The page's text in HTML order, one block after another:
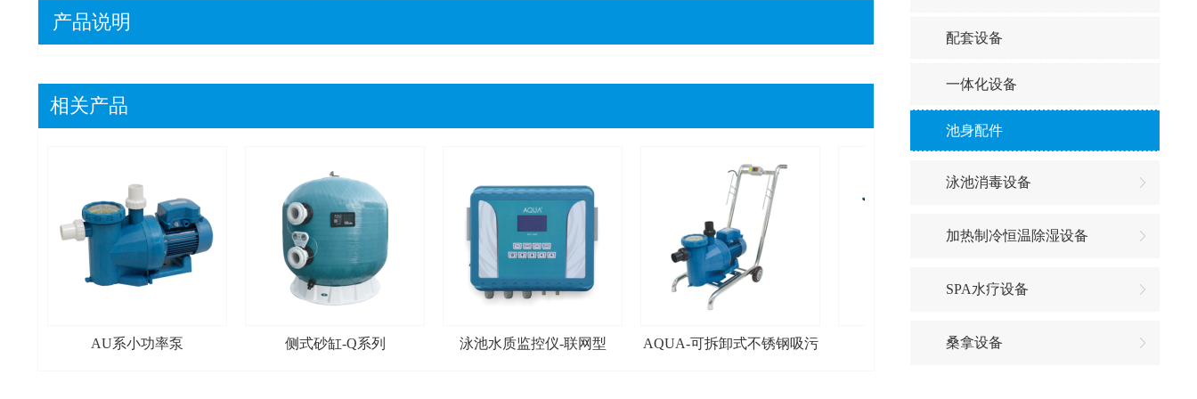
配套设备
一体化设备
池身配件
泳池消毒设备
加热制冷恒温除湿设备
SPA水疗设备
桑拿设备
产品说明
相关产品
AU系小功率泵 侧式砂缸-Q系列 泳池水质监控仪-联网型
AQUA-可拆卸式不锈钢吸污
AT系铁泵 ATS-铁泵